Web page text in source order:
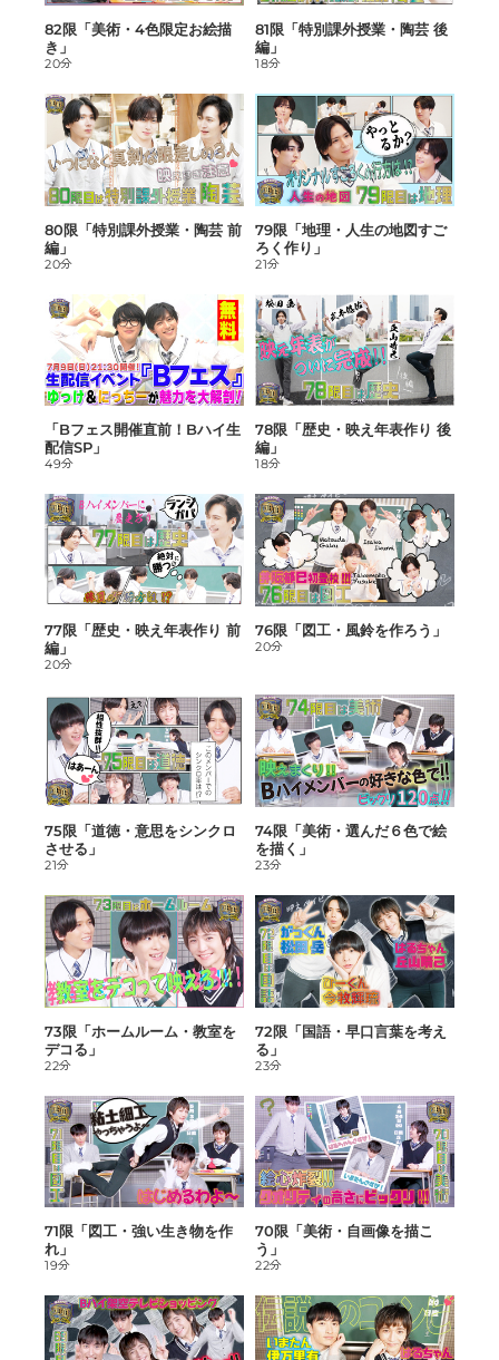
82限「美術・4色限定お絵描
き」
20分
81限「特別課外授業・陶芸 後
編」
18分
80限「特別課外授業・陶芸 前
編」
20分
79限「地理・人生の地図すご
ろく作り」
21分
「Bフェス開催直前！Bハイ生
配信SP」
49分
78限「歴史・映え年表作り 後
編」
18分
77限「歴史・映え年表作り 前
編」
20分
76限「図工・風鈴を作ろう」
20分
75限「道徳・意思をシンクロ
させる」
21分
74限「美術・選んだ６色で絵
を描く」
23分
73限「ホームルーム・教室を
デコる」
22分
72限「国語・早口言葉を考え
る」
23分
71限「図工・強い生き物を作
れ」
19分
70限「美術・自画像を描こ
う」
22分